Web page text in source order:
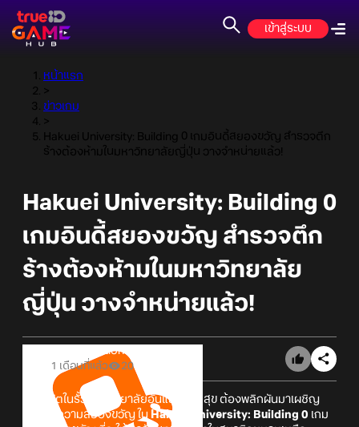
เข้าสู่ระบบ
หน้าแรก
>
ข่าวเกม
>
Hakuei University: Building 0 เกมอินดี้สยองขวัญ สำรวจตึก
ร้างต้องห้ามในมหาวิทยาลัยญี่ปุ่น วางจำหน่ายแล้ว!
Hakuei University: Building 0
เกมอินดี้สยองขวัญ สำรวจตึก
ร้างต้องห้ามในมหาวิทยาลัย
ญี่ปุ่น วางจำหน่ายแล้ว!
Online Station
1 เดือนที่แล้ว
20
จากชีวิตในรั้วมหาวิทยาลัยอันแสนสงบสุข ต้องพลิกผันมาเผชิญ
หน้ากับความสยองขวัญ ใน Hakuei University: Building 0 เกม